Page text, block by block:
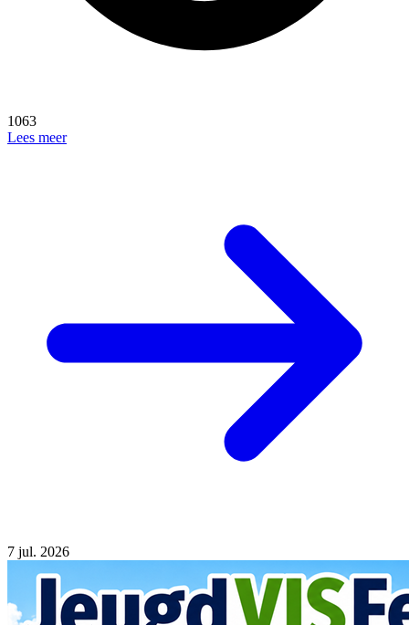
1063
Lees meer
7 jul. 2026